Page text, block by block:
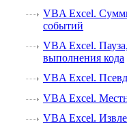
VBA Excel.
событий
VBA Excel.
выполнения кода
VBA Excel.
VBA Excel.
VBA Excel.